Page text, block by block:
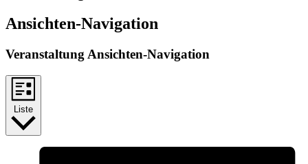
Ansichten-Navigation
Veranstaltung Ansichten-Navigation
Liste